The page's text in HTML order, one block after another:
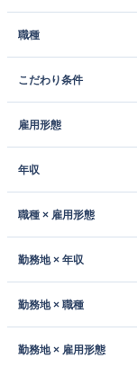
職種
こだわり条件
雇用形態
年収
職種 × 雇用形態
勤務地 × 年収
勤務地 × 職種
勤務地 × 雇用形態